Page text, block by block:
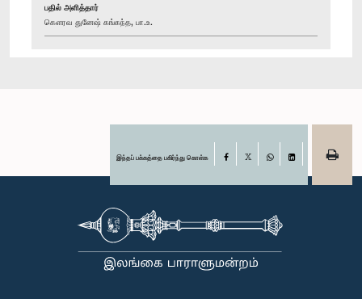
பதில் அளித்தார்
கௌரவ துனேஷ் கங்கந்த, பா.உ.
இந்தப் பக்கத்தை பகிர்ந்து கொள்க Facebook